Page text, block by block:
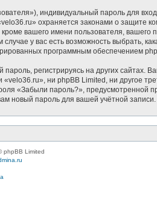
индивидуальный пароль для
охраняется законами о защите
вашего имени пользователя, вашего
у вас есть возможность выбрать,
программным обеспечением
регистрируясь на других сайтах.
ни phpBB Limited, ни другое
«Забыли пароль?», предусмотренной
новый пароль для вашей учётной записи.
phpBB Limited